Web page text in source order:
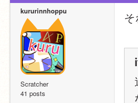
kururinnhoppu
Scratcher
41 posts